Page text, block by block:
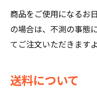
商品をご使用になるお
の場合は、不測の事態
てご注文いただきます
送料について